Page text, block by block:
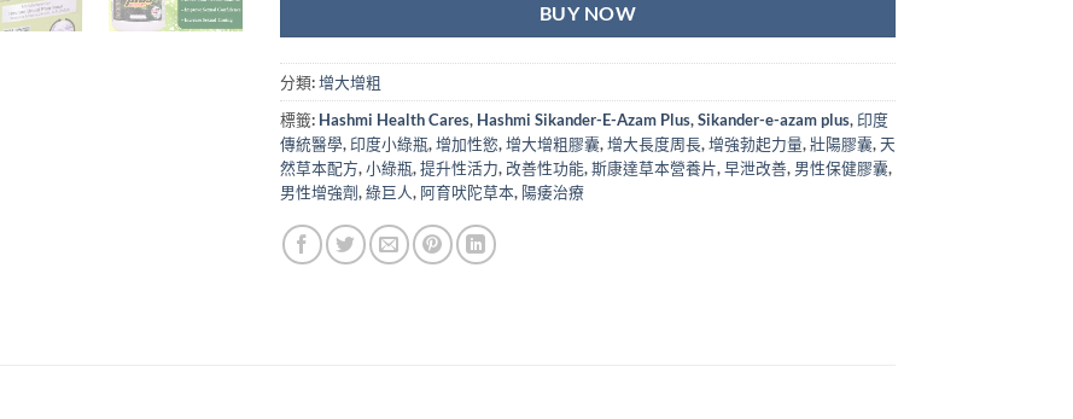
BUY NOW
分類:增大增粗
標籤: Hashmi Health Cares, Hashmi Sikander-E-Azam Plus,Sikander-e-azam plus, 印度
傳統醫學, 印度小綠瓶,增加性慾,增大增粗膠囊,增大長度周長,增強勃起力量,壯陽膠囊,天
然草本配方,小綠瓶,提升性活力, 改善性功能,斯康達草本營養片,早泄改善, 男性保健膠囊,
男性增強劑,綠巨人, 阿育吠陀草本, 陽痿治療